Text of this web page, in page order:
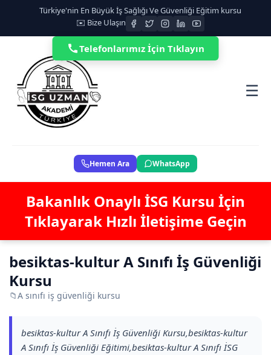
Türkiye'nin En Büyük İş Sağlığı Ve Güvenliği Eğitim kursu
✉️ Bize Ulaşın
☰
Hemen Ara WhatsApp
Bakanlık Onaylı İSG Kursu İçin
Tıklayarak Hızlı İletişime Geçin
besiktas-kultur A Sınıfı İş Güvenliği
Kursu
📁A sınıfı iş güvenliği kursu
besiktas-kultur A Sınıfı İş Güvenliği Kursu,besiktas-kultur
A Sınıfı İş Güvenliği Eğitimi,besiktas-kultur A Sınıfı İSG
Telefonlarımız İçin Tıklayın